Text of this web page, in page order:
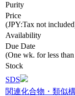
Purity
Price
(JPY:Tax not
Availability
Due Date
(One wk. for less
Stock
SDS
関連化合物・類似